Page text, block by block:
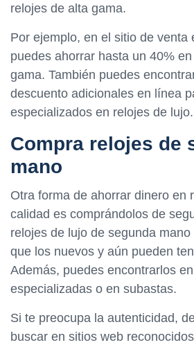
relojes de alta gama.
Por ejemplo, en el sitio de venta
puedes ahorrar hasta un 40%
gama. También puedes
descuento adicionales en línea
especializados en relojes de lujo.
Compra relojes de
mano
Otra forma de ahorrar dinero en
calidad es comprándolos de
relojes de lujo de segunda
que los nuevos y aún pueden
Además, puedes encontrarlos
especializadas o en subastas.
Si te preocupa la autenticidad,
buscar en sitios web